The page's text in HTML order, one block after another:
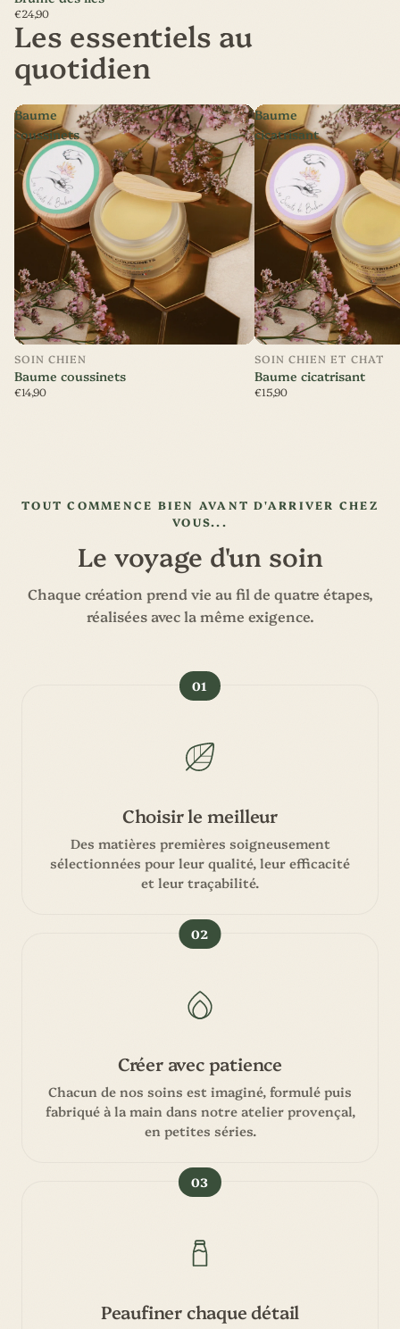
€24,90
Les essentiels au
quotidien
Baume
coussinets
SOIN CHIEN
Baume coussinets
€14,90
Baume
cicatrisant
SOIN CHIEN ET CHAT
Baume cicatrisant
€15,90
TOUT COMMENCE BIEN AVANT D'ARRIVER CHEZ
VOUS...
Le voyage d'un soin
Chaque création prend vie au fil de quatre étapes,
réalisées avec la même exigence.
01
Choisir le meilleur
Des matières premières soigneusement
sélectionnées pour leur qualité, leur efficacité
et leur traçabilité.
02
Créer avec patience
Chacun de nos soins est imaginé, formulé puis
fabriqué à la main dans notre atelier provençal,
en petites séries.
03
Peaufiner chaque détail